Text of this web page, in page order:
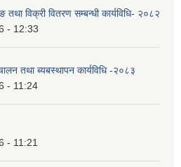
तथा विक्री वितरण सम्बन्धी कार्यविधि- २०८२
- 12:33
तथा ब्यबस्थापन कार्यविधि -२०८३
- 11:24
- 11:21